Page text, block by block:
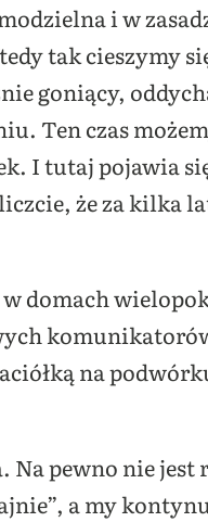
i w
tak cieszymy
goniący,
Ten czas
I tutaj pojawia
że za kilka
w domach
na
Na pewno nie jest
a my